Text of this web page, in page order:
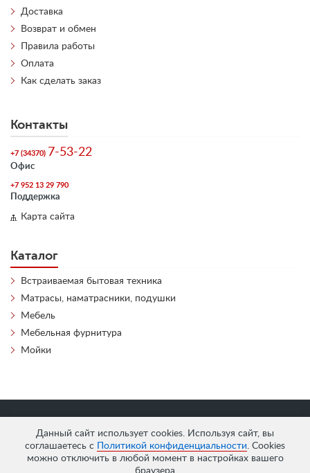
Данный сайт использует cookies. Используя сайт, вы
соглашаетесь с
Политикой конфиденциальности. Cookies
можно отключить в любой момент в настройках вашего
браузера
Доставка
Возврат и обмен
Правила работы
Оплата
Как сделать заказ
Контакты
+7 (34370) 7-53-22
Офис
+7 952 13 29 790
Поддержка
Карта сайта
Каталог
Встраиваемая бытовая техника
Матрасы, наматрасники, подушки
Мебель
Мебельная фурнитура
Мойки